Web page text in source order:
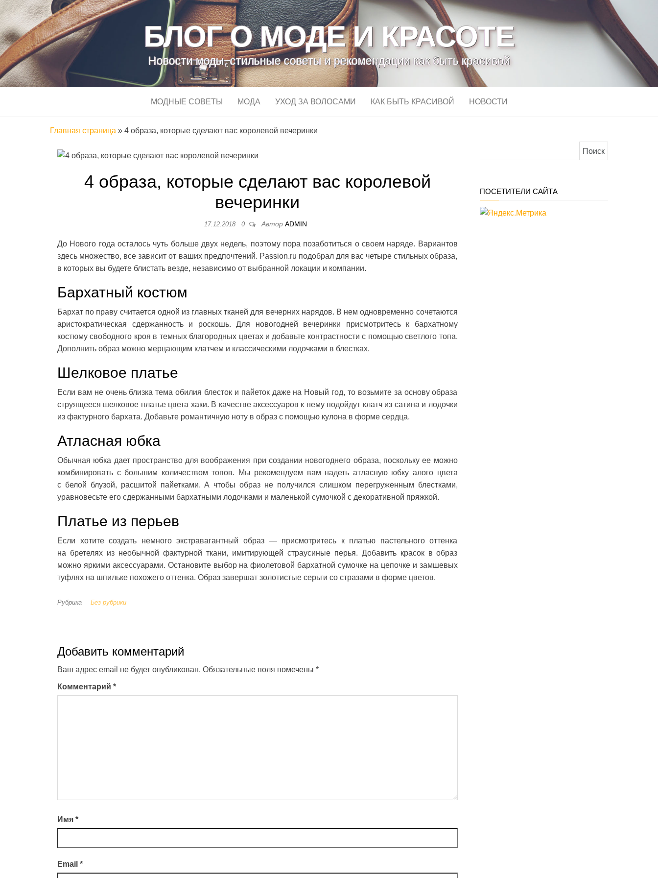
БЛОГ О МОДЕ И КРАСОТЕ
Новости моды, стильные советы и рекомендации как быть красивой
МОДНЫЕ СОВЕТЫ МОДА УХОД ЗА ВОЛОСАМИ КАК БЫТЬ КРАСИВОЙ НОВОСТИ
Главная страница » 4 образа, которые сделают вас королевой вечеринки
4 образа, которые сделают вас королевой
вечеринки
17.12.2018 0 Автор ADMIN
До Нового года осталось чуть больше двух недель, поэтому пора позаботиться о своем наряде. Вариантов
здесь множество, все зависит от ваших предпочтений. Passion.ru подобрал для вас четыре стильных образа,
в которых вы будете блистать везде, независимо от выбранной локации и компании.
Бархатный костюм
Бархат по праву считается одной из главных тканей для вечерних нарядов. В нем одновременно сочетаются
аристократическая сдержанность и роскошь. Для новогодней вечеринки присмотритесь к бархатному
костюму свободного кроя в темных благородных цветах и добавьте контрастности с помощью светлого топа.
Дополнить образ можно мерцающим клатчем и классическими лодочками в блестках.
Шелковое платье
Если вам не очень близка тема обилия блесток и пайеток даже на Новый год, то возьмите за основу образа
струящееся шелковое платье цвета хаки. В качестве аксессуаров к нему подойдут клатч из сатина и лодочки
из фактурного бархата. Добавьте романтичную ноту в образ с помощью кулона в форме сердца.
Атласная юбка
Обычная юбка дает пространство для воображения при создании новогоднего образа, поскольку ее можно
комбинировать с большим количеством топов. Мы рекомендуем вам надеть атласную юбку алого цвета
с белой блузой, расшитой пайетками. А чтобы образ не получился слишком перегруженным блестками,
уравновесьте его сдержанными бархатными лодочками и маленькой сумочкой с декоративной пряжкой.
Платье из перьев
Если хотите создать немного экстравагантный образ — присмотритесь к платью пастельного оттенка
на бретелях из необычной фактурной ткани, имитирующей страусиные перья. Добавить красок в образ
можно яркими аксессуарами. Остановите выбор на фиолетовой бархатной сумочке на цепочке и замшевых
туфлях на шпильке похожего оттенка. Образ завершат золотистые серьги со стразами в форме цветов.
Рубрика Без рубрики
Добавить комментарий
Ваш адрес email не будет опубликован. Обязательные поля помечены *
Комментарий *
Имя *
Email *
ПОСЕТИТЕЛИ САЙТА